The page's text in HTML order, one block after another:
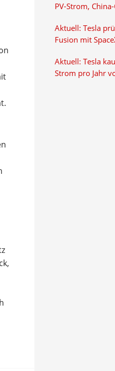
PV-Strom,
Aktuell: Tesla
Fusion mit
Aktuell: Tesla
Strom pro Jahr